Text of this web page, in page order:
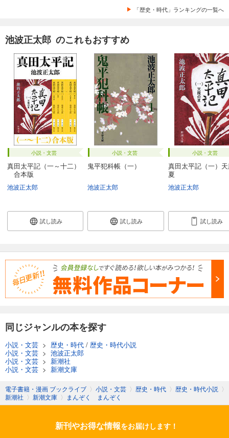
「歴史・時代」ランキングの一覧へ
池波正太郎 のこれもおすすめ
小説・文芸
真田太平記（一～十二）
合本版
池波正太郎
試し読み
小説・文芸
鬼平犯科帳（一）
池波正太郎
試し読み
小説・文芸
真田太平記（一）
夏
池波正太郎
試し読み
同じジャンルの本を探す
小説・文芸 > 歴史・時代 / 歴史・時代小説
小説・文芸 > 池波正太郎
小説・文芸 > 新潮社
小説・文芸 > 新潮文庫
電子書籍・漫画 ブックライブ 〉 小説・文芸 〉 歴史・時代 〉 歴史・時代小説 〉
新潮社 〉 新潮文庫 〉 まんぞく まんぞく
新刊やお得な情報をお届けします！